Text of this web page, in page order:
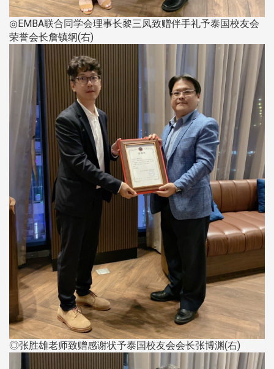
◎EMBA联合同学会理事长黎三凤致赠伴手礼予泰国校友会
荣誉会长詹镇纲(右)
◎张胜雄老师致赠感谢状予泰国校友会会长张博渊(右)